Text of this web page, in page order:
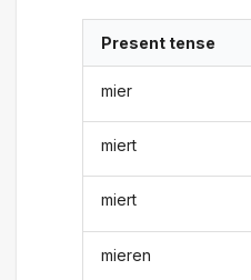
Present tense
mier
miert
miert
mieren